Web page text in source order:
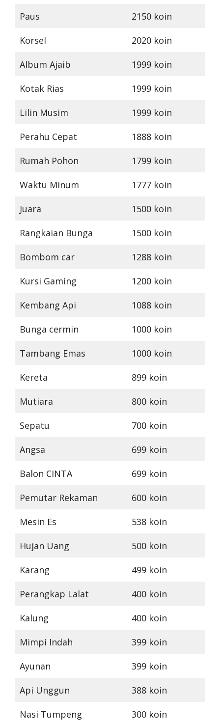
Paus 2150 koin
Korsel 2020 koin
Album Ajaib 1999 koin
Kotak Rias 1999 koin
Lilin Musim 1999 koin
Perahu Cepat 1888 koin
Rumah Pohon 1799 koin
Waktu Minum 1777 koin
Juara 1500 koin
Rangkaian Bunga 1500 koin
Bombom car 1288 koin
Kursi Gaming 1200 koin
Kembang Api 1088 koin
Bunga cermin 1000 koin
Tambang Emas 1000 koin
Kereta 899 koin
Mutiara 800 koin
Sepatu 700 koin
Angsa 699 koin
Balon CINTA 699 koin
Pemutar Rekaman 600 koin
Mesin Es 538 koin
Hujan Uang 500 koin
Karang 499 koin
Perangkap Lalat 400 koin
Kalung 400 koin
Mimpi Indah 399 koin
Ayunan 399 koin
Api Unggun 388 koin
Nasi Tumpeng 300 koin